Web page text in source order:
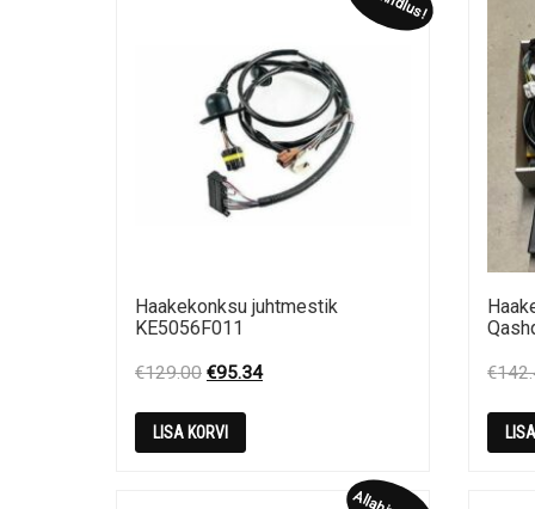
Haakekonksu juhtmestik
KE5056F011
€129.00 Original
was:
€129.00.
€95.34Current
LISA KORVI
€